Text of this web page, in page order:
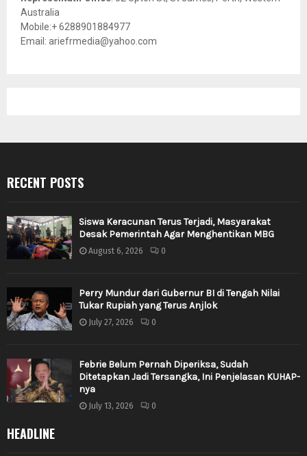
Australia
Mobile:+ 6288901884977
Email: ariefrmedia@yahoo.com
RECENT POSTS
Siswa Keracunan Terus Terjadi, Masyarakat
Desak Pemerintah Agar Menghentikan MBG
August 6, 2026 0
Perry Mundur dari Gubernur BI di Tengah Nilai
Tukar Rupiah yang Terus Anjlok
July 27, 2026 0
Febrie Belum Pernah Diperiksa, Sudah
Ditetapkan Jadi Tersangka, Ini Penjelasan KUHAP-
nya
July 13, 2026 0
HEADLINE